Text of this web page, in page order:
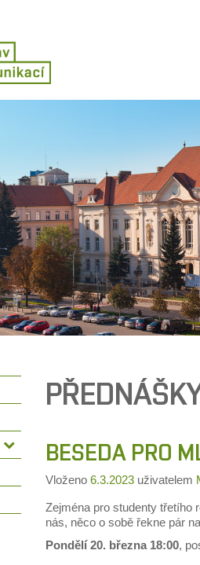
BESEDA PRO
Vloženo 6.3.2023 uživatelem
Zejména pro studenty třetího
nás, něco o sobě řekne pár
Pondělí 20. března 18:00,